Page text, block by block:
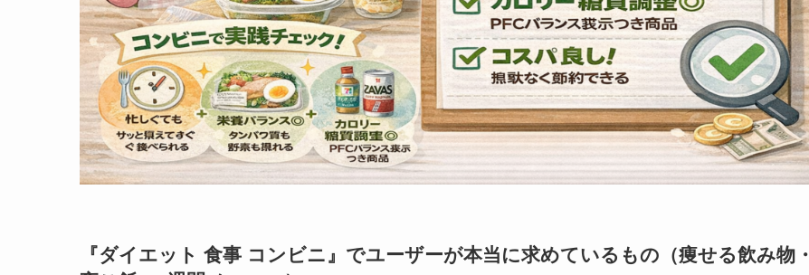
『ダイエット 食事 コンビニ』でユーザーが本当に求めているもの（痩せる飲み物・